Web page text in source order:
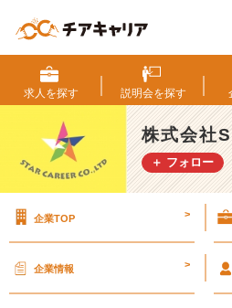
ッ
プ
営
業
研
修
【株
社
求人を探す 説明会を探す
株式会社
＋ フォロー
企業TOP >
企業情報 >